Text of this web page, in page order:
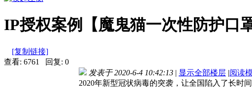
IP授权案例【魔鬼猫一次性防护口罩
[复制链接]
查看: 6761 回复: 0
发表于 2020-6-4 10:42:13 | 显示全部楼层 |阅读
2020年新型冠状病毒的突袭，让全国陷入了长